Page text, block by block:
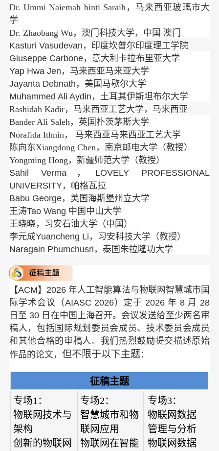
Dr. Ummi Naiemah binti Saraih，马来西亚玻璃市大
学
Dr. Zhaobang Wu，澳门科技大学，中国 澳门
Kasturi Vasudevan，印度坎普尔印度理工学院
Giuseppe Carbone，意大利卡拉布里亚大学
Yap Hwa Jen，马来西亚马来亚大学
Jayanta Debnath，美国马歇尔大学
Muhammed Ali Aydin，土耳其伊斯坦布尔大学
Rashidah Kadir，马来西亚工艺大学，马来西亚
Bander Ali Saleh，英国朴茨茅斯大学
Norafida Ithnin， 马来西亚马来西亚工艺大学
陈向东Xiangdong Chen，南京邮电大学（教授）
Yongming Hong，新疆师范大学（教授）
Sahil Verma，LOVELY PROFESSIONAL
UNIVERSITY，帕格瓦拉
Babu George，美国海斯堡州立大学
王涛Tao Wang 中国中山大学
王晓晓，习安石油大学（中国）
李元成Yuancheng Li，习安科技大学（教授）
Naragain Phumchusri，泰国朱拉隆功大学
【ACM】2026 年人工智能算法与物联网智慧城市国
际学术会议（AIASC 2026）定于 2026 年 8 月 28
日至 30 日在中国上海召开。会议发送给至少两名审
稿人，包括国际规划委员会成员、技术委员会成员
和其他合格的审稿人。我们热烈鼓励提交描述原始
作品的论文，但不限于以下主题 ：
征稿主题
专场1：
物联网技术与
架构
创新的物联网
专场2：
智慧城市和物
联网应用
物联网在智能
专场3：
物联网数据
管理与分析
物联网数据